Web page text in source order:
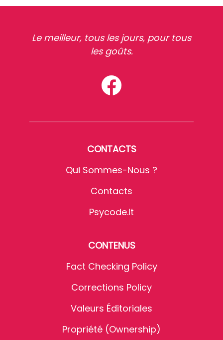
Le meilleur, tous les jours, pour tous
les goûts.
CONTACTS
Qui Sommes-Nous ?
Contacts
Psycode.it
CONTENUS
Fact Checking Policy
Corrections Policy
Valeurs Éditoriales
Propriété (Ownership)